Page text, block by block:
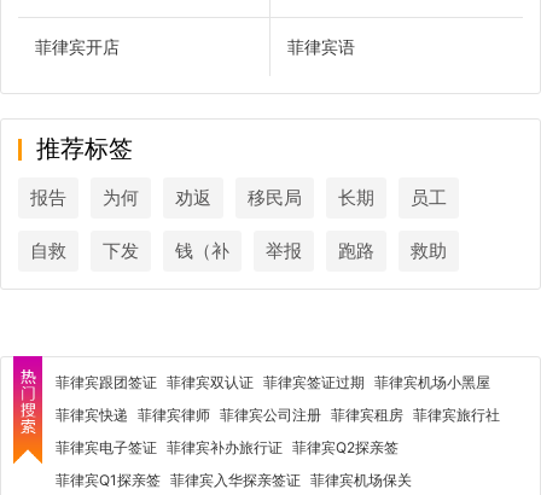
菲律宾开店 菲律宾语
推荐标签
报告 为何 劝返 移民局 长期 员工
自救 下发 钱（补 举报 跑路 救助
菲律宾跟团签证 菲律宾双认证 菲律宾签证过期 菲律宾机场小黑屋
菲律宾快递 菲律宾律师 菲律宾公司注册 菲律宾租房 菲律宾旅行社
菲律宾电子签证 菲律宾补办旅行证 菲律宾Q2探亲签
菲律宾Q1探亲签 菲律宾入华探亲签证 菲律宾机场保关